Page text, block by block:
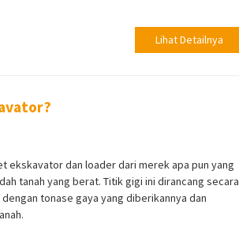
Lihat Detailnya
ekskavator dan loader dari merek apa pun yang
tanah yang berat. Titik gigi ini dirancang secara
tonase gaya yang diberikannya dan